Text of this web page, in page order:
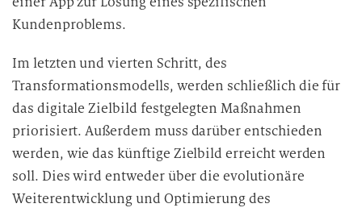
Kundenproblems.
Im letzten und vierten Schritt, des
Transformationsmodells, werden schließlich die für
das digitale Zielbild festgelegten Maßnahmen
priorisiert. Außerdem muss darüber entschieden
werden, wie das künftige Zielbild erreicht werden
soll. Dies wird entweder über die evolutionäre
Weiterentwicklung und Optimierung des